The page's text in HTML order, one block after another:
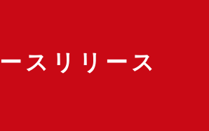
スリリース